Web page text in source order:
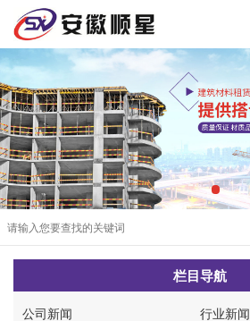
栏目导航
公司新闻
行业新闻